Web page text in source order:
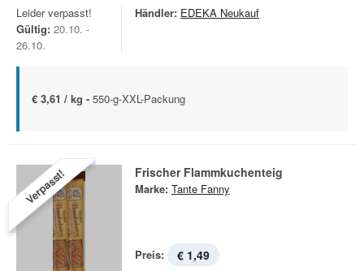
Leider verpasst!
Gültig: 20.10. -
26.10.
Händler: EDEKA Neukauf
€ 3,61 / kg - 550-g-XXL-Packung
Verpasst! Frischer Flammkuchenteig
Marke: Tante Fanny
Preis: € 1,49